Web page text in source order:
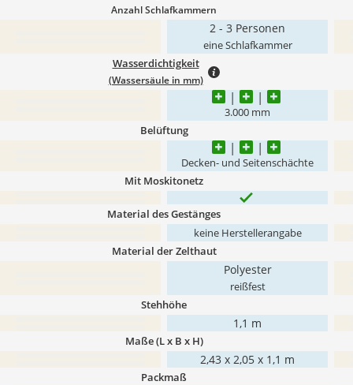
Anzahl Schlafkammern
2 - 3 Personen
eine Schlafkammer
Wasserdichtigkeit
(Wassersäule in mm)
3.000 mm
Belüftung
Decken- und Seitenschächte
Mit Moskitonetz
Material des Gestänges
keine Herstellerangabe
Material der Zelthaut
Polyester
reißfest
Stehhöhe
1,1 m
Maße (L x B x H)
2,43 x 2,05 x 1,1 m
Packmaß